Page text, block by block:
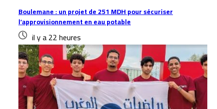
Boulemane : un projet de 251 MDH pour sécuriser
l’approvisionnement en eau potable
il y a 22 heures